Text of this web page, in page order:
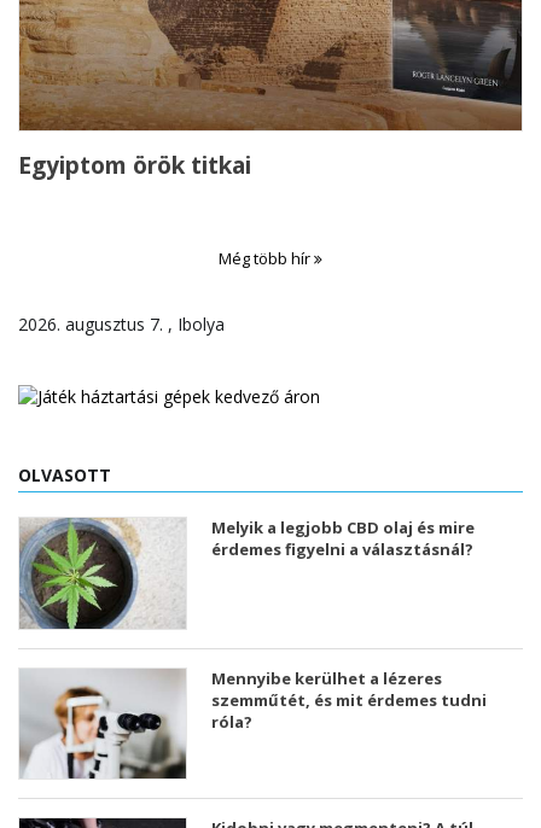
Egyiptom örök titkai
Még több hír
2026. augusztus 7. , Ibolya
OLVASOTT
Melyik a legjobb CBD olaj és mire
érdemes figyelni a választásnál?
Mennyibe kerülhet a lézeres
szemműtét, és mit érdemes tudni
róla?